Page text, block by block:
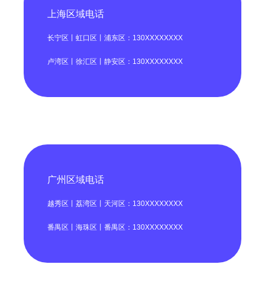
上海区域电话
长宁区丨虹口区丨浦东区：130XXXXXXXX
卢湾区丨徐汇区丨静安区：130XXXXXXXX
广州区域电话
越秀区丨荔湾区丨天河区：130XXXXXXXX
番禺区丨海珠区丨番禺区：130XXXXXXXX